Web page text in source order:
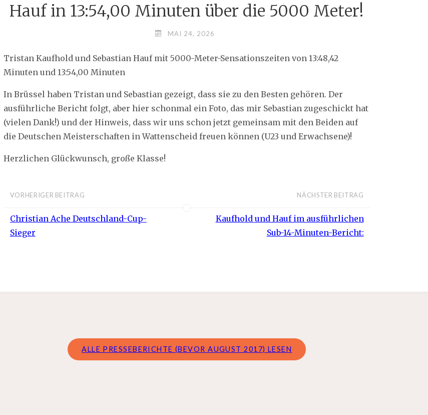
Hauf in 13:54,00 Minuten über die 5000 Meter!
MAI 24, 2026
Tristan Kaufhold und Sebastian Hauf mit 5000-Meter-Sensationszeiten von 13:48,42
Minuten und 13:54,00 Minuten
In Brüssel haben Tristan und Sebastian gezeigt, dass sie zu den Besten gehören. Der
ausführliche Bericht folgt, aber hier schonmal ein Foto, das mir Sebastian zugeschickt hat
(vielen Dank!) und der Hinweis, dass wir uns schon jetzt gemeinsam mit den Beiden auf
die Deutschen Meisterschaften in Wattenscheid freuen können (U23 und Erwachsene)!
Herzlichen Glückwunsch, große Klasse!
VORHERIGER BEITRAG
Christian Ache Deutschland-Cup-
Sieger
NÄCHSTER BEITRAG
Kaufhold und Hauf im ausführlichen
Sub-14-Minuten-Bericht:
ALLE PRESSEBERICHTE (BEVOR AUGUST 2017) LESEN